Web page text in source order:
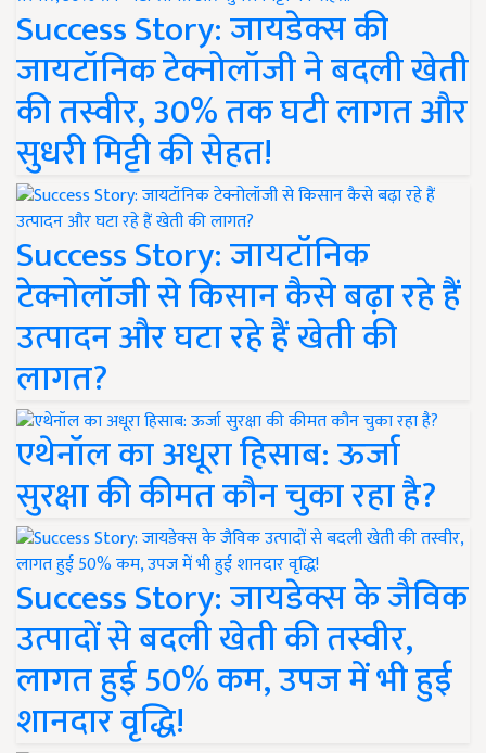
Success Story: जायडेक्स की
जायटॉनिक टेक्नोलॉजी ने बदली खेती
की तस्वीर, 30% तक घटी लागत और
सुधरी मिट्टी की सेहत!
Success Story: जायटॉनिक
टेक्नोलॉजी से किसान कैसे बढ़ा रहे हैं
उत्पादन और घटा रहे हैं खेती की
लागत?
एथेनॉल का अधूरा हिसाब: ऊर्जा
सुरक्षा की कीमत कौन चुका रहा है?
Success Story: जायडेक्स के जैविक
उत्पादों से बदली खेती की तस्वीर,
लागत हुई 50% कम, उपज में भी हुई
शानदार वृद्धि!